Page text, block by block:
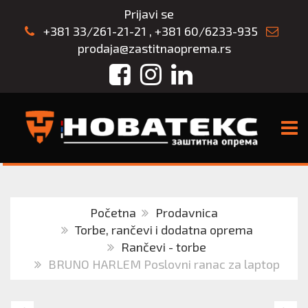
Prijavi se
+381 33/261-21-21 , +381 60/6233-935
prodaja@zastitnaoprema.rs
FacebookInstagram
LinkedIn
Početna
Prodavnica
Torbe, rančevi i dodatna oprema
Rančevi - torbe
BRUNO HARLEM Poslovni ranac za laptop